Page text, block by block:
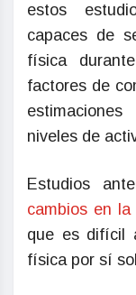
estos
capaces de
física
factores de
niveles de
Estudios
cambios en la
que es difícil
física por sí